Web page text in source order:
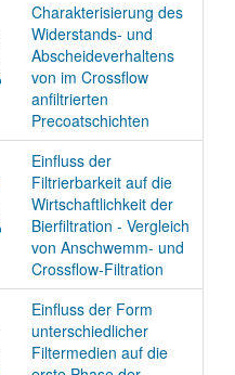
Charakterisierung des
Widerstands- und
Abscheideverhaltens
von im Crossflow
anfiltrierten
Precoatschichten
Einfluss der
Filtrierbarkeit auf die
Wirtschaftlichkeit der
Bierfiltration - Vergleich
von Anschwemm- und
Crossflow-Filtration
Einfluss der Form
unterschiedlicher
Filtermedien auf die